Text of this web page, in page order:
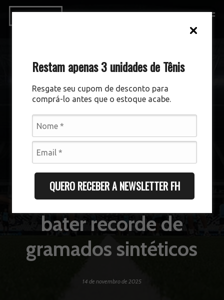
Restam apenas 3 unidades de Tênis
Resgate seu cupom de desconto para
comprá-lo antes que o estoque acabe.
QUERO RECEBER A NEWSLETTER FH
Skip
Brasileirão 2026 pode
bater recorde de
gramados sintéticos
14 de novembro de 2025